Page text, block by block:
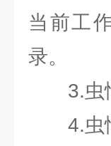
当前工
录。
3.虫情
4.虫情